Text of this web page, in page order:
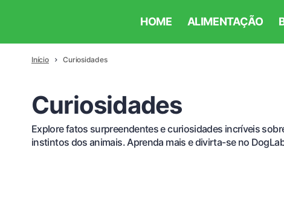
HOME ALIMENTAÇÃO
Início Curiosidades
Curiosidades
Explore fatos surpreendentes e curiosidades incríveis
instintos dos animais. Aprenda mais e divirta-se no